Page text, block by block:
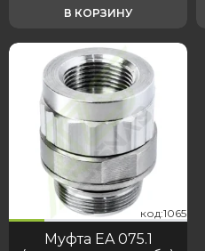
В КОРЗИНУ
код:1065
Муфта EA 075.1